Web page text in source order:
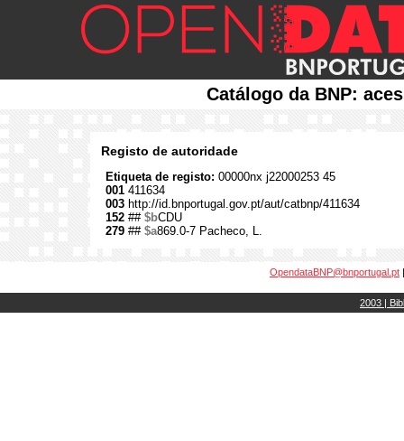
Catálogo da BNP:
Registo de autoridade
Etiqueta de registo: 00000nx j22000253 45
001 411634
003 http://id.bnportugal.gov.pt/aut/catbnp/411634
152 ## $bCDU
279 ## $a869.0-7 Pacheco, L.
OpendataBNP@bnportugal.pt
2003 |